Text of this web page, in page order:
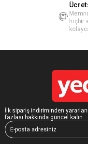
hiçbir
İlk sipariş indiriminden
fazlası hakkında güncel kalın.